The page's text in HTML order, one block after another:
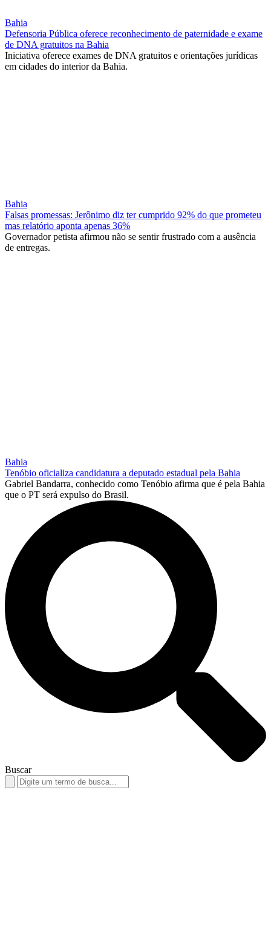
Bahia
Defensoria Pública oferece reconhecimento de paternidade e exame
de DNA gratuitos na Bahia
Iniciativa oferece exames de DNA gratuitos e orientações jurídicas
em cidades do interior da Bahia.
Bahia
Falsas promessas: Jerônimo diz ter cumprido 92% do que prometeu
mas relatório aponta apenas 36%
Governador petista afirmou não se sentir frustrado com a ausência
de entregas.
Bahia
Tenóbio oficializa candidatura a deputado estadual pela Bahia
Gabriel Bandarra, conhecido como Tenóbio afirma que é pela Bahia
que o PT será expulso do Brasil.
Buscar
Search
for: